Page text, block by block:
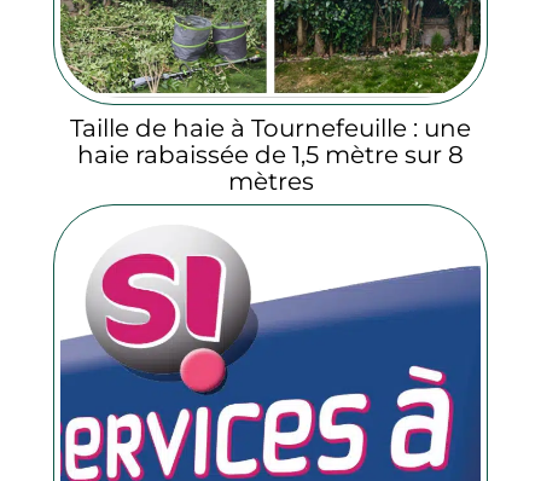
Taille de haie à Tournefeuille : une
haie rabaissée de 1,5 mètre sur 8
mètres